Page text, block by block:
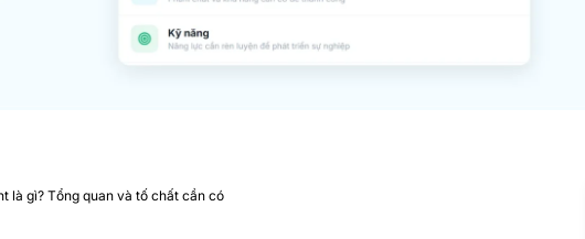
là gì? Tổng quan và tố chất cần có